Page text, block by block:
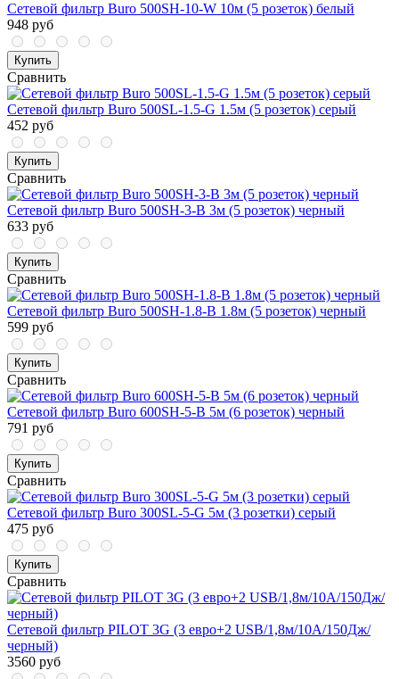
Сетевой фильтр Buro 500SH-10-W 10м (5 розеток) белый
948 руб
Купить
Сравнить
Сетевой фильтр Buro 500SL-1.5-G 1.5м (5 розеток) серый
452 руб
Купить
Сравнить
Сетевой фильтр Buro 500SH-3-B 3м (5 розеток) черный
633 руб
Купить
Сравнить
Сетевой фильтр Buro 500SH-1.8-B 1.8м (5 розеток) черный
599 руб
Купить
Сравнить
Сетевой фильтр Buro 600SH-5-B 5м (6 розеток) черный
791 руб
Купить
Сравнить
Сетевой фильтр Buro 300SL-5-G 5м (3 розетки) серый
475 руб
Купить
Сравнить
Сетевой фильтр PILOT 3G (3 евро+2 USB/1,8м/10А/150Дж/
черный)
3560 руб